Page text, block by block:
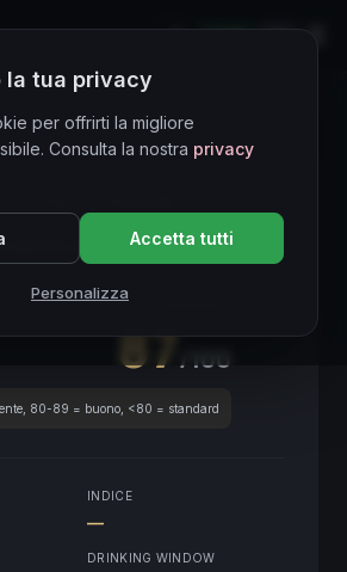
LIVE
Nirane 2021
GLOBALE
87/100
80-89 = buono, <80 = standard
INDICE
—
DRINKING WINDOW
la tua privacy
per offrirti la migliore
Consulta la nostra privacy
Accetta tutti
Personalizza